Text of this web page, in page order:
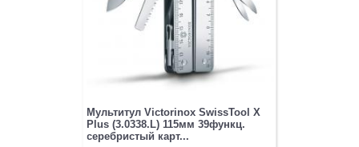
Мультитул Victorinox SwissTool X
Plus (3.0338.L) 115мм 39функц.
серебристый карт...